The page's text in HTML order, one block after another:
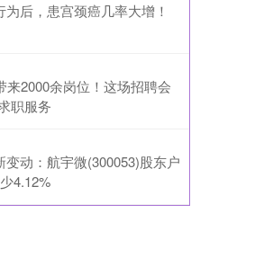
后，患宫颈癌几率大增！
来2000余岗位！这场招聘会
职服务
动：航宇微(300053)股东户
4.12%